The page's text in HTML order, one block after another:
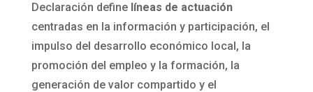
Declaración define líneas de actuación
centradas en la información y participación, el
impulso del desarrollo económico local, la
promoción del empleo y la formación, la
generación de valor compartido y el